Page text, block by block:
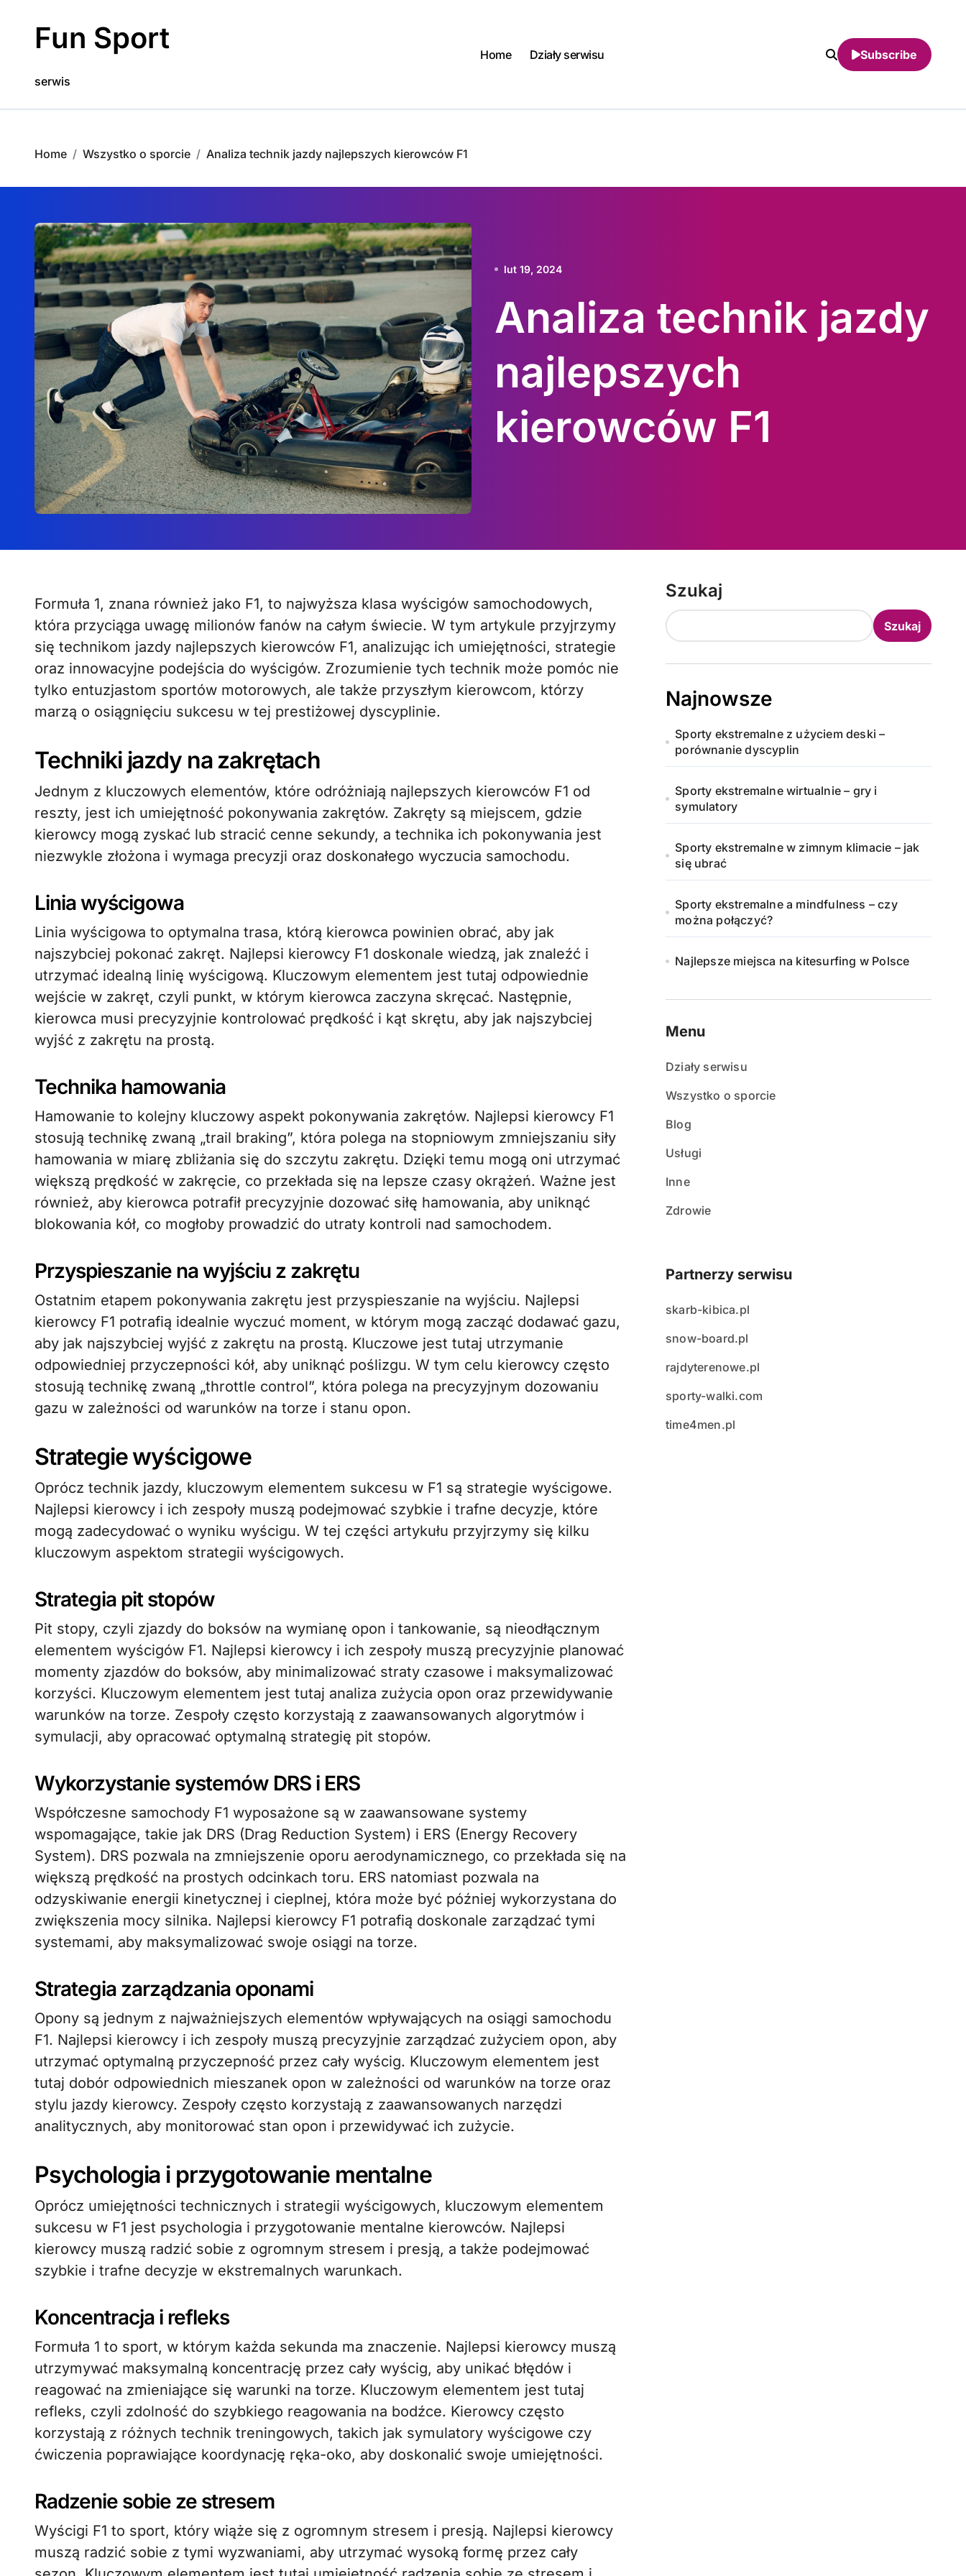
contentFun Sport
serwis
Home Działy serwisu Subscribe
Home Wszystko o sporcie Analiza technik jazdy najlepszych kierowców F1
lut 19, 2024
Analiza technik jazdy
najlepszych
kierowców F1
Formuła 1, znana również jako F1, to najwyższa klasa wyścigów samochodowych,
która przyciąga uwagę milionów fanów na całym świecie. W tym artykule przyjrzymy
się technikom jazdy najlepszych kierowców F1, analizując ich umiejętności, strategie
oraz innowacyjne podejścia do wyścigów. Zrozumienie tych technik może pomóc nie
tylko entuzjastom sportów motorowych, ale także przyszłym kierowcom, którzy
marzą o osiągnięciu sukcesu w tej prestiżowej dyscyplinie.
Techniki jazdy na zakrętach
Jednym z kluczowych elementów, które odróżniają najlepszych kierowców F1 od
reszty, jest ich umiejętność pokonywania zakrętów. Zakręty są miejscem, gdzie
kierowcy mogą zyskać lub stracić cenne sekundy, a technika ich pokonywania jest
niezwykle złożona i wymaga precyzji oraz doskonałego wyczucia samochodu.
Linia wyścigowa
Linia wyścigowa to optymalna trasa, którą kierowca powinien obrać, aby jak
najszybciej pokonać zakręt. Najlepsi kierowcy F1 doskonale wiedzą, jak znaleźć i
utrzymać idealną linię wyścigową. Kluczowym elementem jest tutaj odpowiednie
wejście w zakręt, czyli punkt, w którym kierowca zaczyna skręcać. Następnie,
kierowca musi precyzyjnie kontrolować prędkość i kąt skrętu, aby jak najszybciej
wyjść z zakrętu na prostą.
Technika hamowania
Hamowanie to kolejny kluczowy aspekt pokonywania zakrętów. Najlepsi kierowcy F1
stosują technikę zwaną „trail braking”, która polega na stopniowym zmniejszaniu siły
hamowania w miarę zbliżania się do szczytu zakrętu. Dzięki temu mogą oni utrzymać
większą prędkość w zakręcie, co przekłada się na lepsze czasy okrążeń. Ważne jest
również, aby kierowca potrafił precyzyjnie dozować siłę hamowania, aby uniknąć
blokowania kół, co mogłoby prowadzić do utraty kontroli nad samochodem.
Przyspieszanie na wyjściu z zakrętu
Ostatnim etapem pokonywania zakrętu jest przyspieszanie na wyjściu. Najlepsi
kierowcy F1 potrafią idealnie wyczuć moment, w którym mogą zacząć dodawać gazu,
aby jak najszybciej wyjść z zakrętu na prostą. Kluczowe jest tutaj utrzymanie
odpowiedniej przyczepności kół, aby uniknąć poślizgu. W tym celu kierowcy często
stosują technikę zwaną „throttle control”, która polega na precyzyjnym dozowaniu
gazu w zależności od warunków na torze i stanu opon.
Strategie wyścigowe
Oprócz technik jazdy, kluczowym elementem sukcesu w F1 są strategie wyścigowe.
Najlepsi kierowcy i ich zespoły muszą podejmować szybkie i trafne decyzje, które
mogą zadecydować o wyniku wyścigu. W tej części artykułu przyjrzymy się kilku
kluczowym aspektom strategii wyścigowych.
Strategia pit stopów
Pit stopy, czyli zjazdy do boksów na wymianę opon i tankowanie, są nieodłącznym
elementem wyścigów F1. Najlepsi kierowcy i ich zespoły muszą precyzyjnie planować
momenty zjazdów do boksów, aby minimalizować straty czasowe i maksymalizować
korzyści. Kluczowym elementem jest tutaj analiza zużycia opon oraz przewidywanie
warunków na torze. Zespoły często korzystają z zaawansowanych algorytmów i
symulacji, aby opracować optymalną strategię pit stopów.
Wykorzystanie systemów DRS i ERS
Współczesne samochody F1 wyposażone są w zaawansowane systemy
wspomagające, takie jak DRS (Drag Reduction System) i ERS (Energy Recovery
System). DRS pozwala na zmniejszenie oporu aerodynamicznego, co przekłada się na
większą prędkość na prostych odcinkach toru. ERS natomiast pozwala na
odzyskiwanie energii kinetycznej i cieplnej, która może być później wykorzystana do
zwiększenia mocy silnika. Najlepsi kierowcy F1 potrafią doskonale zarządzać tymi
systemami, aby maksymalizować swoje osiągi na torze.
Strategia zarządzania oponami
Opony są jednym z najważniejszych elementów wpływających na osiągi samochodu
F1. Najlepsi kierowcy i ich zespoły muszą precyzyjnie zarządzać zużyciem opon, aby
utrzymać optymalną przyczepność przez cały wyścig. Kluczowym elementem jest
tutaj dobór odpowiednich mieszanek opon w zależności od warunków na torze oraz
stylu jazdy kierowcy. Zespoły często korzystają z zaawansowanych narzędzi
analitycznych, aby monitorować stan opon i przewidywać ich zużycie.
Psychologia i przygotowanie mentalne
Oprócz umiejętności technicznych i strategii wyścigowych, kluczowym elementem
sukcesu w F1 jest psychologia i przygotowanie mentalne kierowców. Najlepsi
kierowcy muszą radzić sobie z ogromnym stresem i presją, a także podejmować
szybkie i trafne decyzje w ekstremalnych warunkach.
Koncentracja i refleks
Formuła 1 to sport, w którym każda sekunda ma znaczenie. Najlepsi kierowcy muszą
utrzymywać maksymalną koncentrację przez cały wyścig, aby unikać błędów i
reagować na zmieniające się warunki na torze. Kluczowym elementem jest tutaj
refleks, czyli zdolność do szybkiego reagowania na bodźce. Kierowcy często
korzystają z różnych technik treningowych, takich jak symulatory wyścigowe czy
ćwiczenia poprawiające koordynację ręka-oko, aby doskonalić swoje umiejętności.
Radzenie sobie ze stresem
Wyścigi F1 to sport, który wiąże się z ogromnym stresem i presją. Najlepsi kierowcy
muszą radzić sobie z tymi wyzwaniami, aby utrzymać wysoką formę przez cały
Szukaj
Szukaj
Najnowsze
Sporty ekstremalne z użyciem deski –
porównanie dyscyplin
Sporty ekstremalne wirtualnie – gry i
symulatory
Sporty ekstremalne w zimnym klimacie – jak
się ubrać
Sporty ekstremalne a mindfulness – czy
można połączyć?
Najlepsze miejsca na kitesurfing w Polsce
Menu
Działy serwisu
Wszystko o sporcie
Blog
Usługi
Inne
Zdrowie
Partnerzy serwisu
skarb-kibica.pl
snow-board.pl
rajdyterenowe.pl
sporty-walki.com
time4men.pl